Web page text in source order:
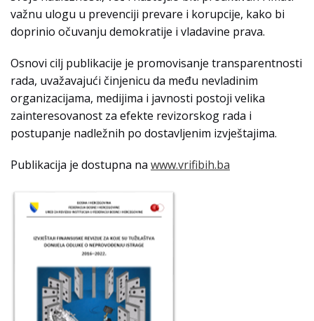
važnu ulogu u prevenciji prevare i korupcije, kako bi
doprinio očuvanju demokratije i vladavine prava.
Osnovi cilj publikacije je promovisanje transparentnosti
rada, uvažavajući činjenicu da među nevladinim
organizacijama, medijima i javnosti postoji velika
zainteresovanost za efekte revizorskog rada i
postupanje nadležnih po dostavljenim izvještajima.
Publikacija je dostupna na www.vrifibih.ba